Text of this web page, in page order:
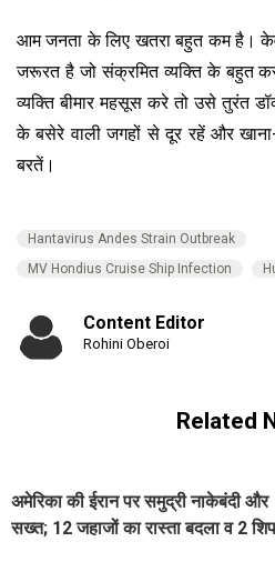
आम जनता के लिए खतरा बहुत कम है।
जरूरत है जो संक्रमित व्यक्ति के बहुत
व्यक्ति बीमार महसूस करे तो उसे तुरंत
के बसेरे वाली जगहों से दूर रहें और
बरतें।
Hantavirus Andes Strain Outbreak
MV Hondius Cruise Ship Infection
Content Editor
Rohini Oberoi
Related
अमेरिका की ईरान पर समुद्री नाकेबंदी और
सख्त; 12 जहाजों का रास्ता बदला व 2 शिप